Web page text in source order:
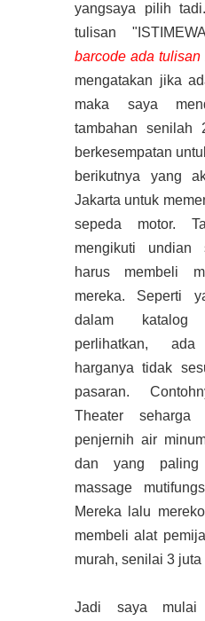
yangsaya pilih
tulisan
barcode ada
mengatakan jika
maka saya
tambahan senilah
berkesempatan
berikutnya yang
Jakarta untuk
sepeda motor.
mengikuti undian
harus membeli
mereka. Seperti
dalam
perlihatkan,
harganya tidak
pasaran.
Theater
penjernih air
dan yang
massage
Mereka lalu
membeli alat
murah, senilai 3 juta
Jadi saya mulai